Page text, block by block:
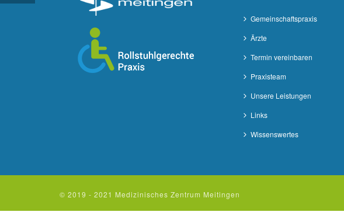
Gemeinschaftspraxis
Ärzte
Termin vereinbaren
Praxisteam
Unsere Leistungen
Links
Wissenswertes
© 2019 - 2021 Medizinisches Zentrum Meitingen